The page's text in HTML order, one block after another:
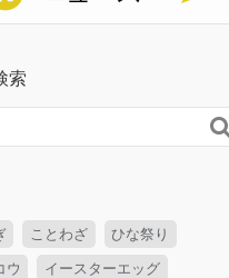
索

ことわざ ひな祭り
ウ イースターエッグ